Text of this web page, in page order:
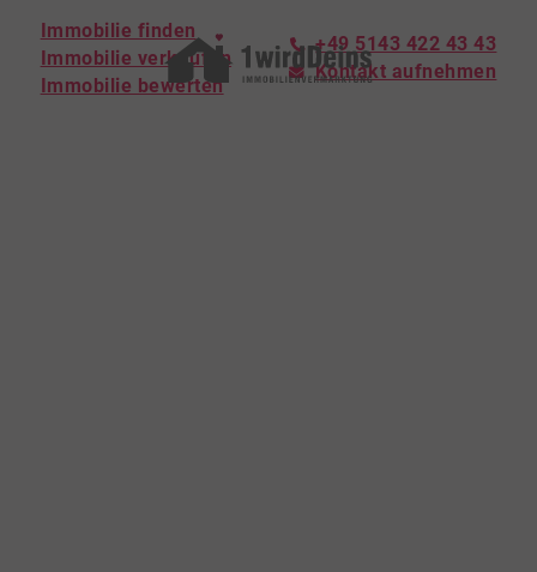
Immobilie finden
Immobilie verkaufen
Immobilie bewerten
+49 5143 422 43 43
Kontakt aufnehmen